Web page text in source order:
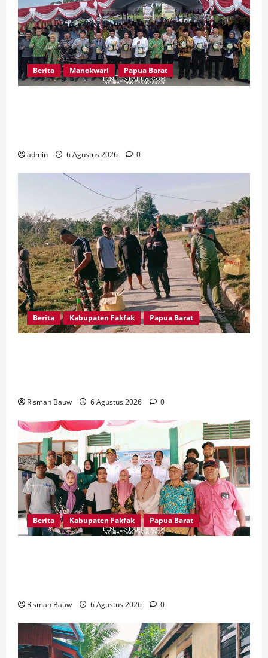
Berita Manokwari Papua Barat
admin 6 Agustus 2026 0
Berita Kabupaten Fakfak Papua Barat
Risman Bauw 6 Agustus 2026 0
Berita Kabupaten Fakfak Papua Barat
Risman Bauw 6 Agustus 2026 0